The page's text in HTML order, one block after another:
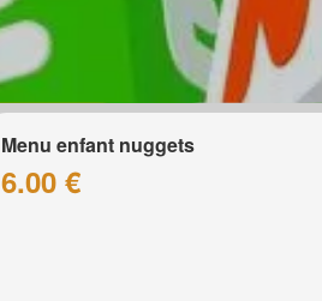
Menu enfant nuggets
6.00 €